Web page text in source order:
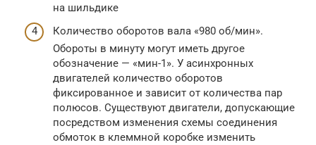
на шильдике
Количество оборотов вала «980 об/мин».
Обороты в минуту могут иметь другое
обозначение — «мин-1». У асинхронных
двигателей количество оборотов
фиксированное и зависит от количества пар
полюсов. Существуют двигатели, допускающие
посредством изменения схемы соединения
обмоток в клеммной коробке изменить